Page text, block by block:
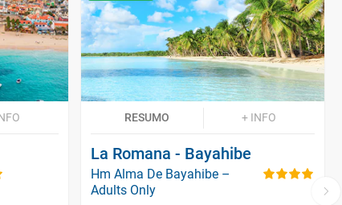
RESUMO + INFO
La Romana - Bayahibe
Hm Alma De Bayahibe –
Adults Only